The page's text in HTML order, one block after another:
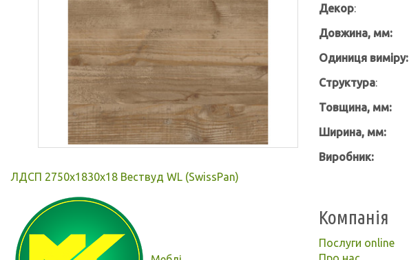
Декор:
Довжина, мм:
Одиниця виміру:
Структура:
Товщина, мм:
Ширина, мм:
Виробник:
ЛДСП 2750x1830x18 Вествуд WL (SwissPan)
Компанія
Послуги online